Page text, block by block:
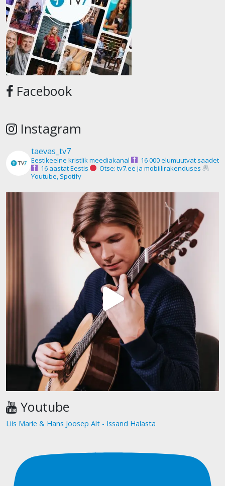
Facebook
Instagram
taevas_tv7
Eestikeelne kristlik meediakanal
16 000 elumuutvat saadet
16 aastat Eestis
Otse: tv7.ee ja mobiilirakenduses
Youtube, Spotify
Youtube
Liis Marie & Hans Joosep Alt - Issand Halasta